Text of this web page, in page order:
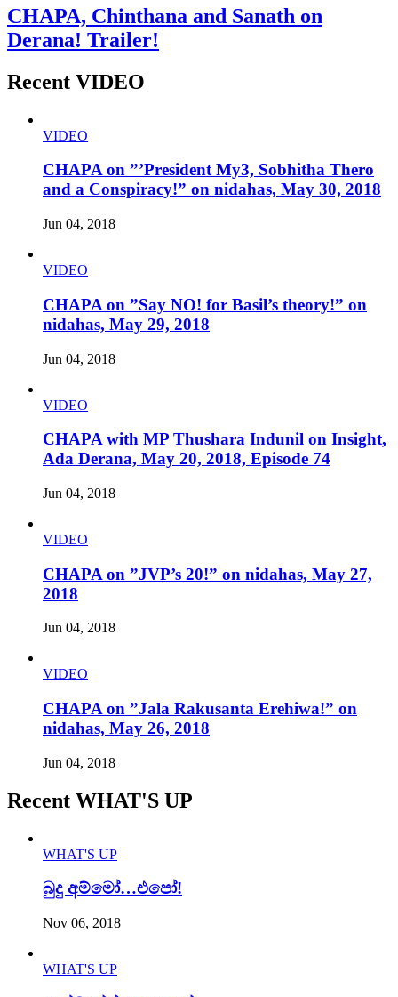
CHAPA, Chinthana and Sanath on
Derana! Trailer!
Recent VIDEO
VIDEO
CHAPA on ”’President My3, Sobhitha Thero
and a Conspiracy!” on nidahas, May 30, 2018
Jun 04, 2018
VIDEO
CHAPA on ”Say NO! for Basil’s theory!” on
nidahas, May 29, 2018
Jun 04, 2018
VIDEO
CHAPA with MP Thushara Indunil on Insight,
Ada Derana, May 20, 2018, Episode 74
Jun 04, 2018
VIDEO
CHAPA on ”JVP’s 20!” on nidahas, May 27,
2018
Jun 04, 2018
VIDEO
CHAPA on ”Jala Rakusanta Erehiwa!” on
nidahas, May 26, 2018
Jun 04, 2018
Recent WHAT'S UP
WHAT'S UP
බුදු අම්මෝ…එපෝ!
Nov 06, 2018
WHAT'S UP